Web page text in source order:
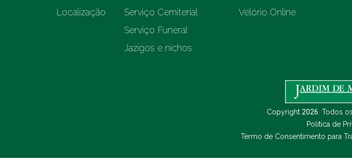
Localização
Serviço Cemiterial
Serviço Funeral
Jazigos e nichos
Velório Online
Copyright 2026 . Todos
Política de
Termo de Consentimento para